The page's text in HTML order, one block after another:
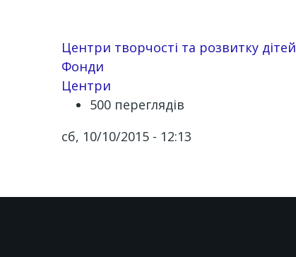
Центри творчості та розвитку дітей
Фонди
Центри
500 переглядів
сб, 10/10/2015 - 12:13